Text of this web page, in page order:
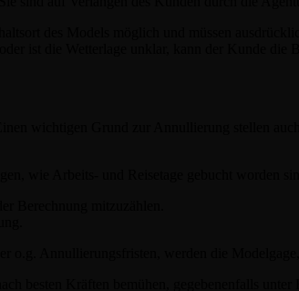
des Models möglich und müssen
ist die Wetterlage unklar, kann der Kunde die
wichtigen Grund zur Annullierung stellen
wie Arbeits- und Reisetage gebucht worden
Berechnung mitzuzählen.
o.g. Annullierungsfristen, werden die
besten Kräften bemühen, gegebenenfalls unter